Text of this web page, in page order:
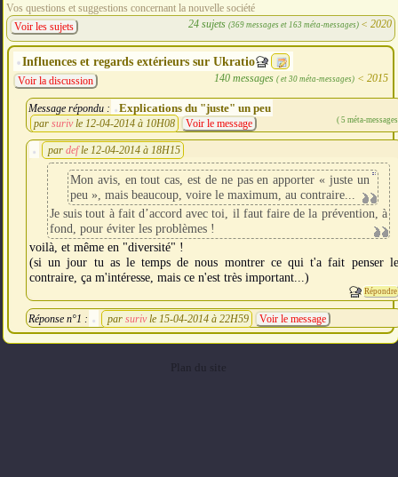
Vos questions et suggestions concernant la nouvelle société
24 sujets (369 messages et 163 méta-messages) < 2020
Voir les sujets
Influences et regards extérieurs sur Ukratio
140 messages ( et 30 méta-messages)< 2015
Voir la discussion
Message répondu : Explications du "juste" un peu
par suriv le 12-04-2014 à 10H08 ( 5 méta-
Voir le message
par def le 12-04-2014 à 18H15
Mon avis, en tout cas, est de ne pas en apporter « juste un
peu », mais beaucoup, voire le maximum, au contraire...
Je suis tout à fait d’accord avec toi, il faut faire de la prévention, à
fond, pour éviter les problèmes !
voilà, et même en "diversité" !
(si un jour tu as le temps de nous montrer ce qui t'a fait penser le
contraire, ça m'intéresse, mais ce n'est très important...)
Répondre
Réponse n°1 : par suriv le 15-04-2014 à 22H59 Voir le message
Plan du site